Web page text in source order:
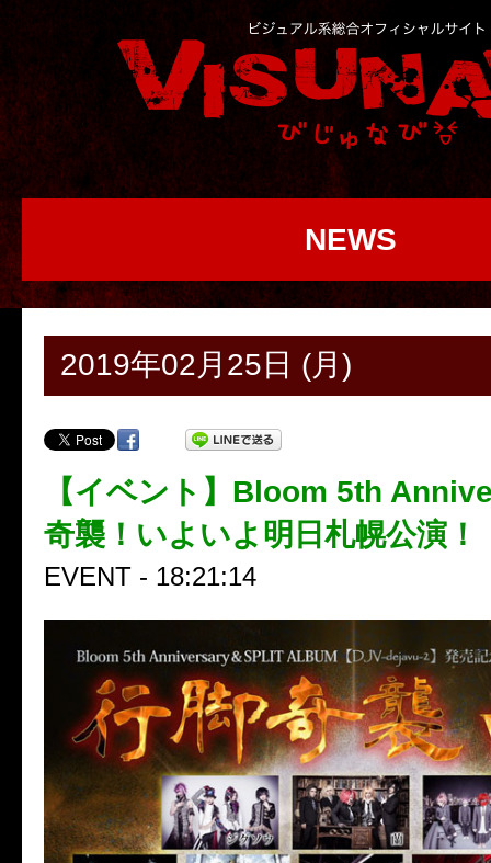
NEWS
2019年02月25日 (月)
【イベント】Bloom 5th
奇襲！いよいよ明日札幌公演！
EVENT - 18:21:14